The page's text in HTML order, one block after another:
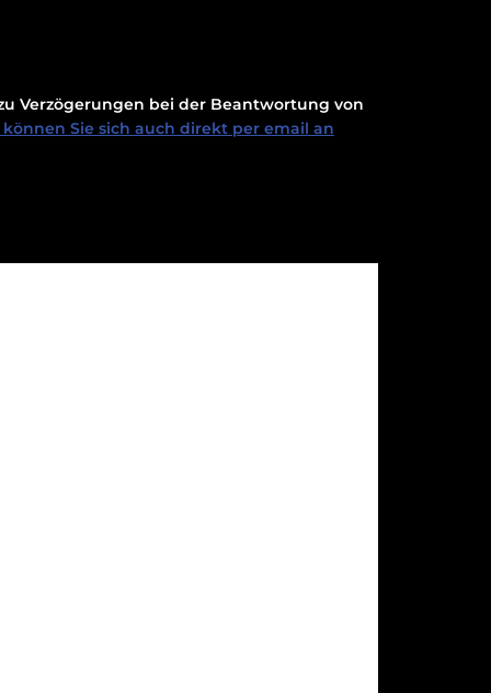
Verzögerungen bei der Beantwortung von
können Sie sich auch direkt per email an